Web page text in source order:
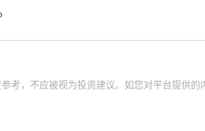
考，不应被视为投资建议。如您对平台提供的